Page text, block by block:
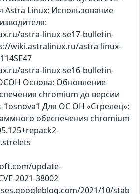
Astra Linux: Использование
astra-linux-se17-bulletin-
wiki.astralinux.ru/astra-linux-
astra-linux-se16-bulletin-
Основа: Обновление
chromium до версии
1osnova1 Для ОС ОН «Стрелец»:
обеспечения chromium
update-
2021-38002
2021/10/stab